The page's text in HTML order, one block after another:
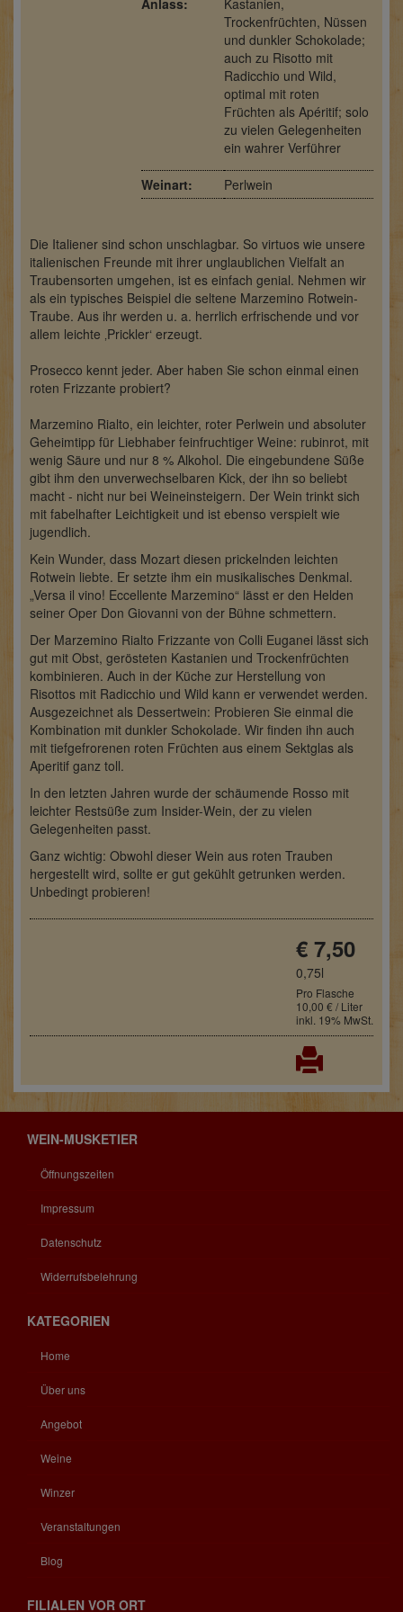
Trockenfrüchten, Nüssen
und dunkler Schokolade;
auch zu Risotto mit
Radicchio und Wild,
optimal mit roten
Früchten als Apéritif; solo
zu vielen Gelegenheiten
ein wahrer Verführer
Weinart: Perlwein
Die Italiener sind schon unschlagbar. So virtuos wie unsere
italienischen Freunde mit ihrer unglaublichen Vielfalt an
Traubensorten umgehen, ist es einfach genial. Nehmen wir
als ein typisches Beispiel die seltene Marzemino Rotwein-
Traube. Aus ihr werden u. a. herrlich erfrischende und vor
allem leichte ‚Prickler‘ erzeugt.
Prosecco kennt jeder. Aber haben Sie schon einmal einen
roten Frizzante probiert?
Marzemino Rialto, ein leichter, roter Perlwein und absoluter
Geheimtipp für Liebhaber feinfruchtiger Weine: rubinrot, mit
wenig Säure und nur 8 % Alkohol. Die eingebundene Süße
gibt ihm den unverwechselbaren Kick, der ihn so beliebt
macht - nicht nur bei Weineinsteigern. Der Wein trinkt sich
mit fabelhafter Leichtigkeit und ist ebenso verspielt wie
jugendlich.
Kein Wunder, dass Mozart diesen prickelnden leichten
Rotwein liebte. Er setzte ihm ein musikalisches Denkmal.
„Versa il vino! Eccellente Marzemino“ lässt er den Helden
seiner Oper Don Giovanni von der Bühne schmettern.
Der Marzemino Rialto Frizzante von Colli Euganei lässt sich
gut mit Obst, gerösteten Kastanien und Trockenfrüchten
kombinieren. Auch in der Küche zur Herstellung von
Risottos mit Radicchio und Wild kann er verwendet werden.
Ausgezeichnet als Dessertwein: Probieren Sie einmal die
Kombination mit dunkler Schokolade. Wir finden ihn auch
mit tiefgefrorenen roten Früchten aus einem Sektglas als
Aperitif ganz toll.
In den letzten Jahren wurde der schäumende Rosso mit
leichter Restsüße zum Insider-Wein, der zu vielen
Gelegenheiten passt.
Ganz wichtig: Obwohl dieser Wein aus roten Trauben
hergestellt wird, sollte er gut gekühlt getrunken werden.
Unbedingt probieren!
€ 7,50
0,75l
Pro Flasche
10,00 € / Liter
inkl. 19% MwSt.
WEIN-MUSKETIER
Öffnungszeiten
Impressum
Datenschutz
Widerrufsbelehrung
KATEGORIEN
Home
Über uns
Angebot
Weine
Winzer
Veranstaltungen
Blog
FILIALEN VOR ORT